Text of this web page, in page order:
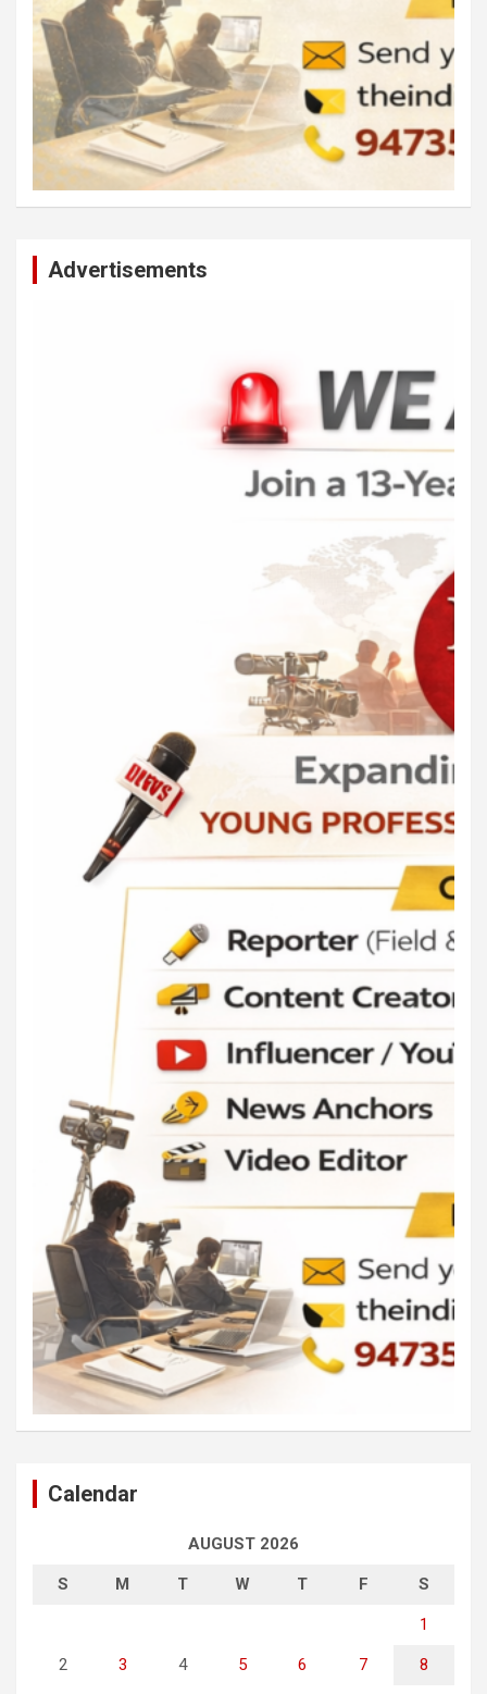
Advertisements
Calendar
AUGUST 2026
S M T W T F S
1
2 3 4 5 6 7 8